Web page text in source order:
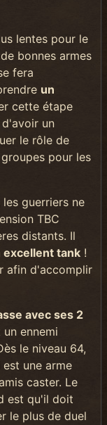
lentes pour le
bonnes armes
fera
un
cette étape
un
le rôle de
pour les
guerriers ne
TBC
distants. Il
excellent tank !
afin d'accomplir
avec ses 2
ennemi
le niveau 64,
une arme
caster. Le
est qu'il doit
le plus de duel